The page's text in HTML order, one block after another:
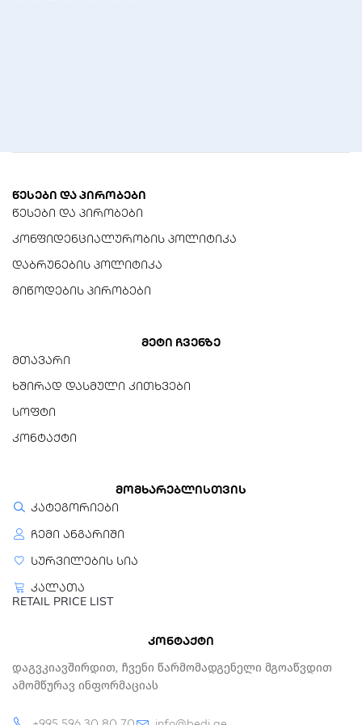
წესები და პირობები
წესები და პირობები
კონფიდენციალურობის პოლიტიკა
დაბრუნების პოლიტიკა
მიწოდების პირობები
მეტი ჩვენზე
მთავარი
ხშირად დასმული კითხვები
სოფტი
კონტაქტი
მომხარებლისთვის
კატეგორიები
ჩემი ანგარიში
სურვილების სია
კალათა
RETAIL PRICE LIST
კონტაქტი
Დაგვკიავშირდით, Ჩვენი Წარმომადგენელი Მგოაწვდით
Ამომწურავ Ინფორმაციას